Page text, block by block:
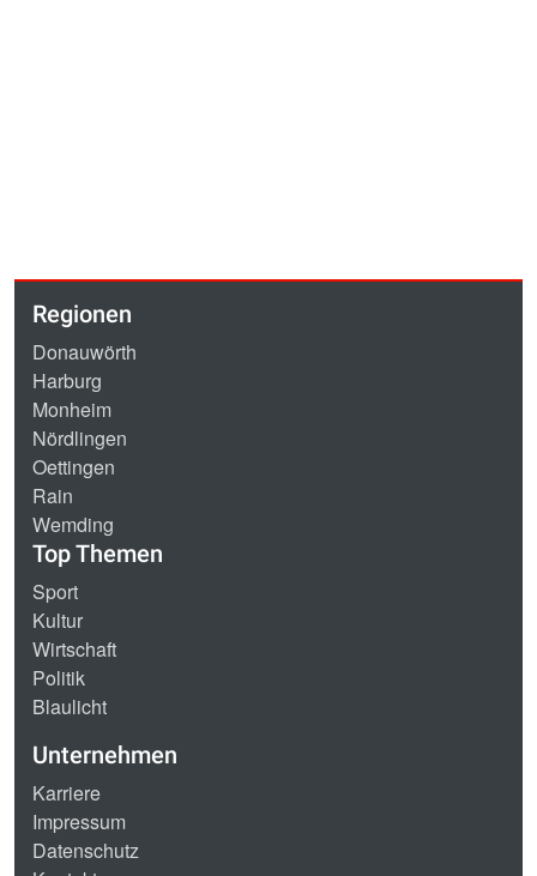
Regionen
Donauwörth
Harburg
Monheim
Nördlingen
Oettingen
Rain
Wemding
Top Themen
Sport
Kultur
Wirtschaft
Politik
Blaulicht
Unternehmen
Karriere
Impressum
Datenschutz